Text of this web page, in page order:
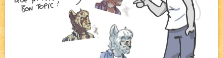
Décors et coulisses NEW
Avatar, le dessin d'un autre maître
Pique-nique d'été